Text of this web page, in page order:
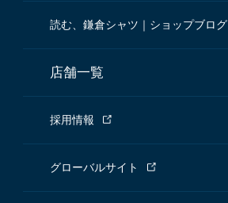
読む、鎌倉シャツ｜ショップブログ
店舗一覧
採用情報
グローバルサイト